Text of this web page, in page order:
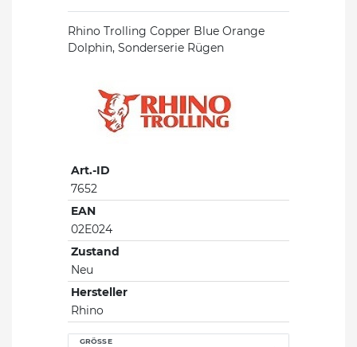
Rhino Trolling Copper Blue Orange
Dolphin, Sonderserie Rügen
Art.-ID
7652
EAN
02E024
Zustand
Neu
Hersteller
Rhino
GRÖSSE